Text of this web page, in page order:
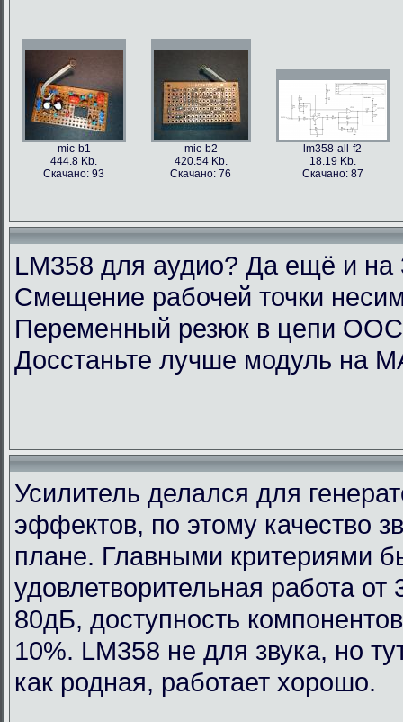
mic-b1
444.8 Kb.
Скачано: 93
mic-b2
420.54 Kb.
Скачано: 76
lm358-all-f2
18.19 Kb.
Скачано: 87
LM358 для аудио? Да ещё и на
Смещение рабочей точки
Переменный резюк в цепи
Досстаньте лучше модуль на
Усилитель делался для
эффектов, по этому качество
плане. Главными критериями
удовлетворительная работа
80дБ, доступность
10%. LM358 не для звука, но
как родная, работает хорошо.